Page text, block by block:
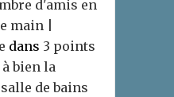
d'amis en
main |
dans 3 points
bien la
de bains